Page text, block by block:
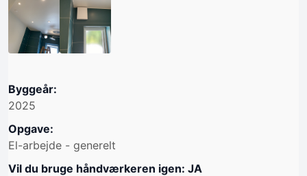
Byggeår:
2025
Opgave:
El-arbejde - generelt
Vil du bruge håndværkeren igen: JA